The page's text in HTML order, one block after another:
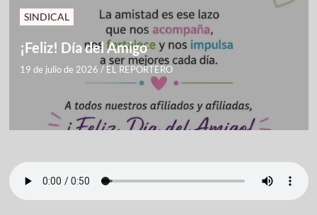
SINDICAL
¡Feliz! Día del Amigo
19 de julio de 2026 / EL REPORTERO